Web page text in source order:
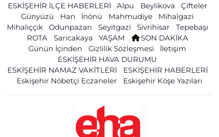
ESKİŞEHİR İLÇE HABERLERİ
Alpu Beylikova
Çifteler
Günyüzü
Han İnönü Mahmudiye
Mihalgazi
Mihalıççık
Odunpazarı Seyitgazi Sivrihisar
Tepebaşı
ROTA
Sarıcakaya YAŞAM
SON DAKİKA
Günün İçinden
Gizlilik Sözleşmesi
İletişim
ESKİŞEHİR HAVA DURUMU
ESKİŞEHİR NAMAZ VAKİTLERİ
ESKİŞEHİR HABERLERİ
Eskişehir Nöbetçi Eczaneler
Eskişehir Köşe Yazıları